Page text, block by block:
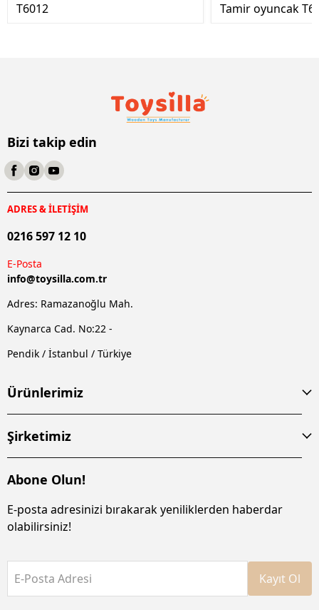
T6012
Tamir oyuncak
Bizi takip edin
ADRES & İLETİŞİM
0216 597 12 10
E-Posta
info@toysilla.com.tr
Adres: Ramazanoğlu Mah.
Kaynarca Cad. No:22 -
Pendik / İstanbul / Türkiye
Ürünlerimiz
Şirketimiz
Abone Olun!
E-posta adresinizi bırakarak yeniliklerden haberdar
olabilirsiniz!
E-Posta Adresi Kayıt Ol